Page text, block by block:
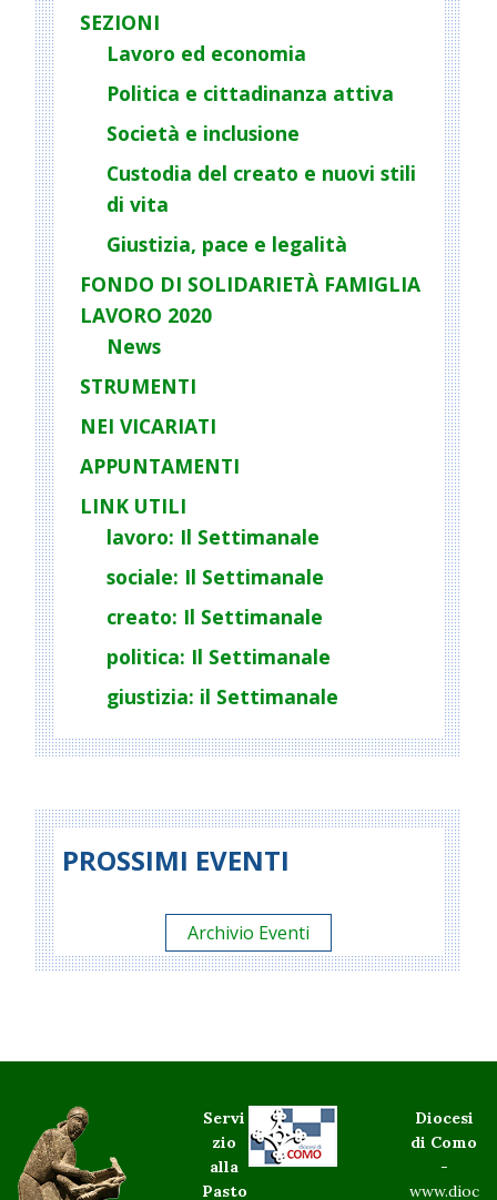
SEZIONI
Lavoro ed economia
Politica e cittadinanza attiva
Società e inclusione
Custodia del creato e nuovi stili
di vita
Giustizia, pace e legalità
FONDO DI SOLIDARIETÀ FAMIGLIA
LAVORO 2020
News
STRUMENTI
NEI VICARIATI
APPUNTAMENTI
LINK UTILI
lavoro: Il Settimanale
sociale: Il Settimanale
creato: Il Settimanale
politica: Il Settimanale
giustizia: il Settimanale
PROSSIMI EVENTI
Archivio Eventi
Servi
zio
alla
Pasto
Diocesi
di Como
-
www.dioc